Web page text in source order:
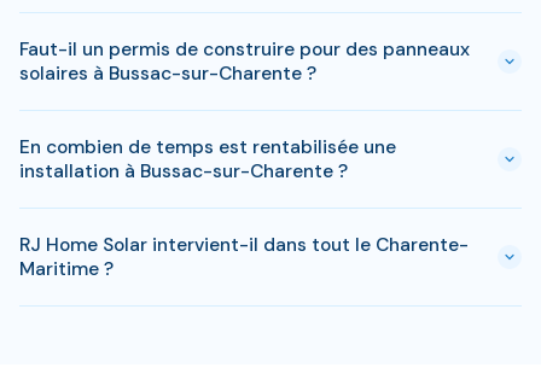
à 9 kWc). Après les aides disponibles en Charente-Maritime
(MaPrimeRénov', prime autoconsommation, TVA réduite), le
reste à charge peut descendre sous 4 000 € pour une
installation standard de 3 kWc.
Faut-il un permis de construire pour des panneaux
solaires à Bussac-sur-Charente ?
à Bussac-sur-Charente. Si votre bien est classé ou en zone
protégée en Charente-Maritime, des règles spécifiques
peuvent s'appliquer. RJ Home Solar gère toutes ces
démarches sans surcoût.
En combien de temps est rentabilisée une
installation à Bussac-sur-Charente ?
estime entre 8-10 ans selon votre consommation. Les aides
disponibles en Charente-Maritime permettent de reduire
significativement ce delai.
RJ Home Solar intervient-il dans tout le Charente-
Maritime ?